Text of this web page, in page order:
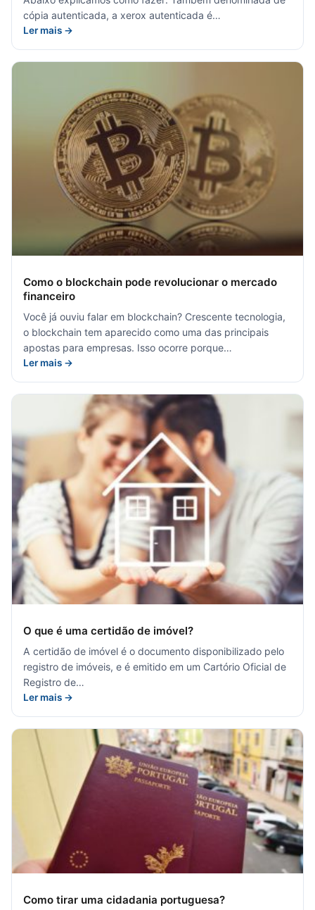
cópia autenticada, a xerox autenticada é…
Ler mais →
Como o blockchain pode revolucionar o mercado
financeiro
Você já ouviu falar em blockchain? Crescente tecnologia,
o blockchain tem aparecido como uma das principais
apostas para empresas. Isso ocorre porque…
Ler mais →
O que é uma certidão de imóvel?
A certidão de imóvel é o documento disponibilizado pelo
registro de imóveis, e é emitido em um Cartório Oficial de
Registro de…
Ler mais →
Como tirar uma cidadania portuguesa?